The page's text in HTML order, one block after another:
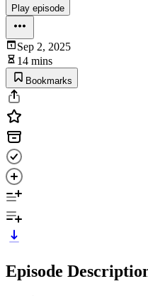
Play episode
Sep 2, 2025
14 mins
Bookmarks
Episode